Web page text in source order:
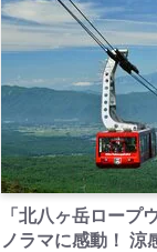
「北八ヶ岳ロープ
ノラマに感動！ 涼